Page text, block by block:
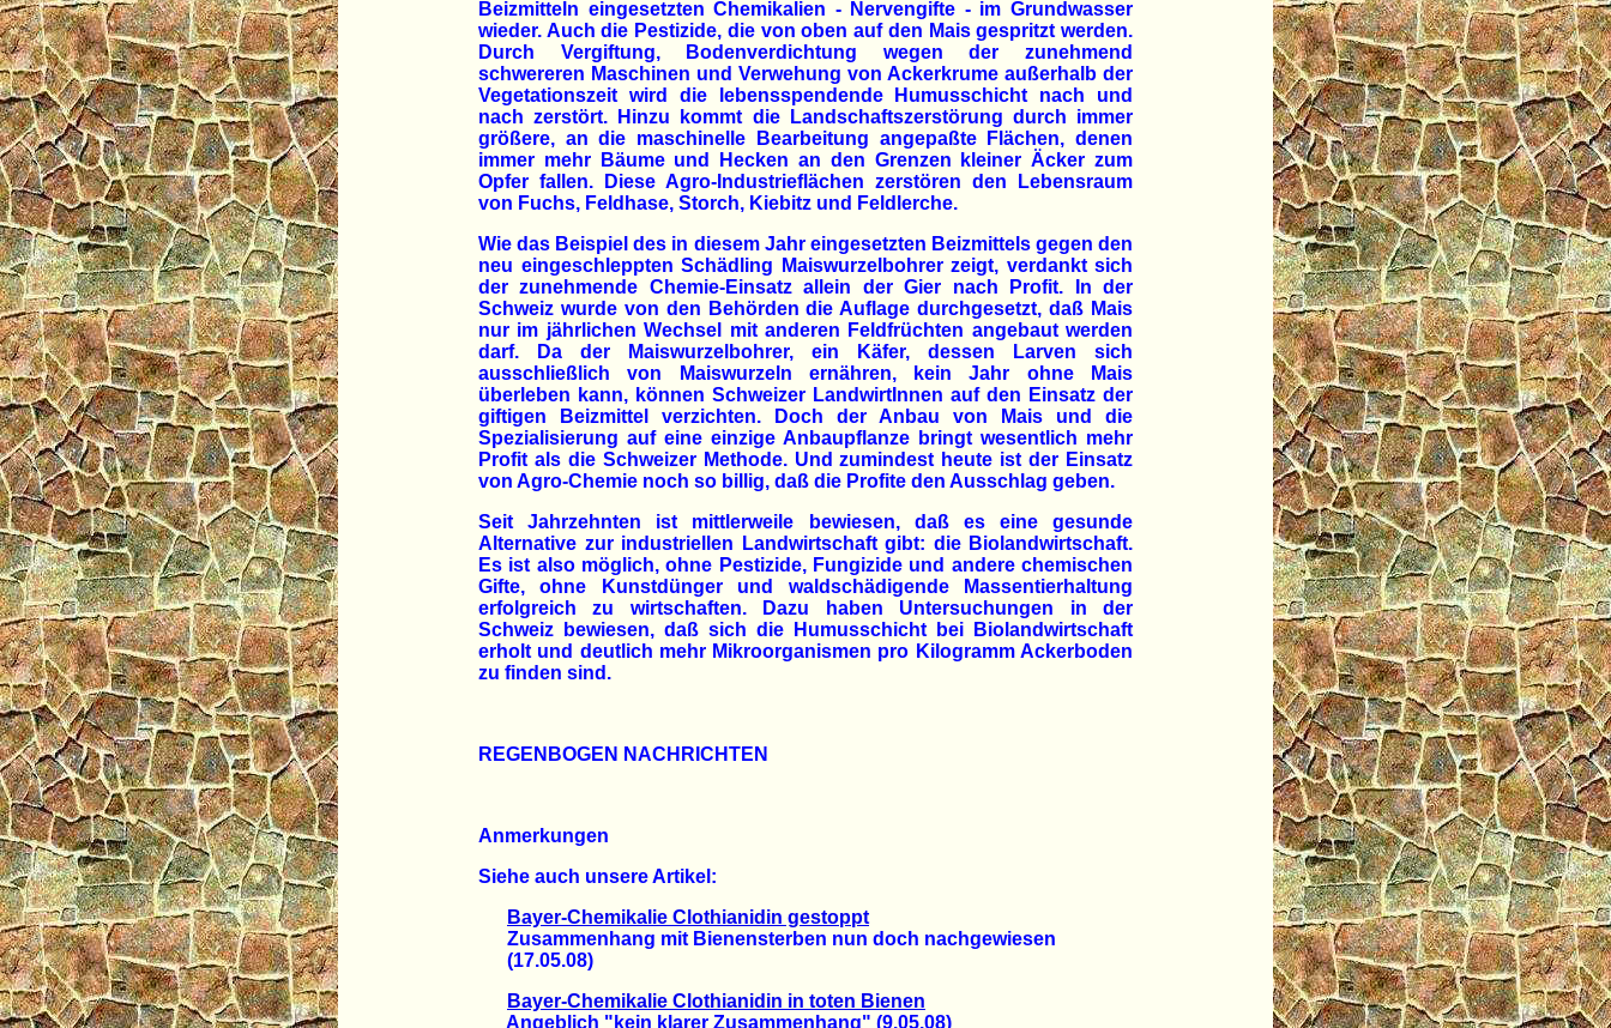
Beizmitteln eingesetzten Chemikalien - Nervengifte - im Grundwasser
wieder. Auch die Pestizide, die von oben auf den Mais gespritzt werden.
Durch Vergiftung, Bodenverdichtung wegen der zunehmend
schwereren Maschinen und Verwehung von Ackerkrume außerhalb der
Vegetationszeit wird die lebensspendende Humusschicht nach und
nach zerstört. Hinzu kommt die Landschaftszerstörung durch immer
größere, an die maschinelle Bearbeitung angepaßte Flächen, denen
immer mehr Bäume und Hecken an den Grenzen kleiner Äcker zum
Opfer fallen. Diese Agro-Industrieflächen zerstören den Lebensraum
von Fuchs, Feldhase, Storch, Kiebitz und Feldlerche.
Wie das Beispiel des in diesem Jahr eingesetzten Beizmittels gegen den
neu eingeschleppten Schädling Maiswurzelbohrer zeigt, verdankt sich
der zunehmende Chemie-Einsatz allein der Gier nach Profit. In der
Schweiz wurde von den Behörden die Auflage durchgesetzt, daß Mais
nur im jährlichen Wechsel mit anderen Feldfrüchten angebaut werden
darf. Da der Maiswurzelbohrer, ein Käfer, dessen Larven sich
ausschließlich von Maiswurzeln ernähren, kein Jahr ohne Mais
überleben kann, können Schweizer LandwirtInnen auf den Einsatz der
giftigen Beizmittel verzichten. Doch der Anbau von Mais und die
Spezialisierung auf eine einzige Anbaupflanze bringt wesentlich mehr
Profit als die Schweizer Methode. Und zumindest heute ist der Einsatz
von Agro-Chemie noch so billig, daß die Profite den Ausschlag geben.
Seit Jahrzehnten ist mittlerweile bewiesen, daß es eine gesunde
Alternative zur industriellen Landwirtschaft gibt: die Biolandwirtschaft.
Es ist also möglich, ohne Pestizide, Fungizide und andere chemischen
Gifte, ohne Kunstdünger und waldschädigende Massentierhaltung
erfolgreich zu wirtschaften. Dazu haben Untersuchungen in der
Schweiz bewiesen, daß sich die Humusschicht bei Biolandwirtschaft
erholt und deutlich mehr Mikroorganismen pro Kilogramm Ackerboden
zu finden sind.
REGENBOGEN NACHRICHTEN
Anmerkungen
Siehe auch unsere Artikel:
Bayer-Chemikalie Clothianidin gestoppt
Zusammenhang mit Bienensterben nun doch nachgewiesen
(17.05.08)
Bayer-Chemikalie Clothianidin in toten Bienen
Angeblich "kein klarer Zusammenhang" (9.05.08)